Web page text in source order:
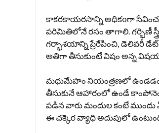
కాకరకాయరసాన్ని అధికoగా
పరిమితిలోనే రసం తాగాలి. గర్భిణీ
గర్భాశయాన్ని ప్రేరేపించి, డెలివరీ
అతిగా తీసుకుంటే విషం అన్న
మధుమేహం నియంత్రణలో ఉండడం
తీసుకునే ఆహారంలో ఉండే
పడిన వారు మందుల కంటే
ఈ చక్కెర వ్యాధి అదుపులో